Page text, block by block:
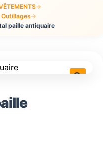
→
→
paille antiquaire